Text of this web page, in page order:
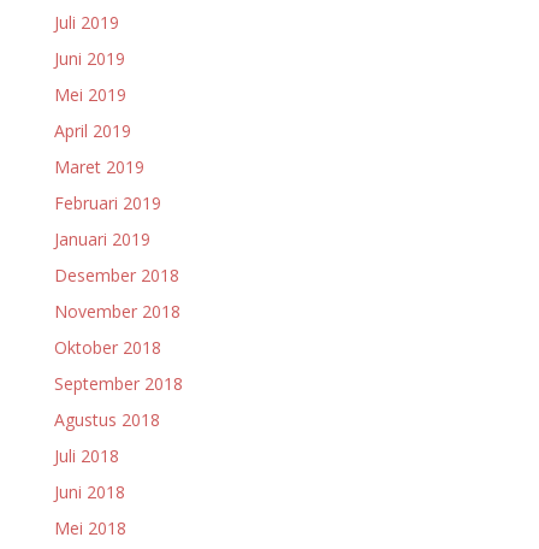
Juli 2019
Juni 2019
Mei 2019
April 2019
Maret 2019
Februari 2019
Januari 2019
Desember 2018
November 2018
Oktober 2018
September 2018
Agustus 2018
Juli 2018
Juni 2018
Mei 2018